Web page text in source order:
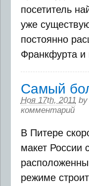
посетитель
уже
постоянно
Франкфурта и
Самый
Ноя 17th, 2011 by
комментарий
В Питере
макет России
режиме